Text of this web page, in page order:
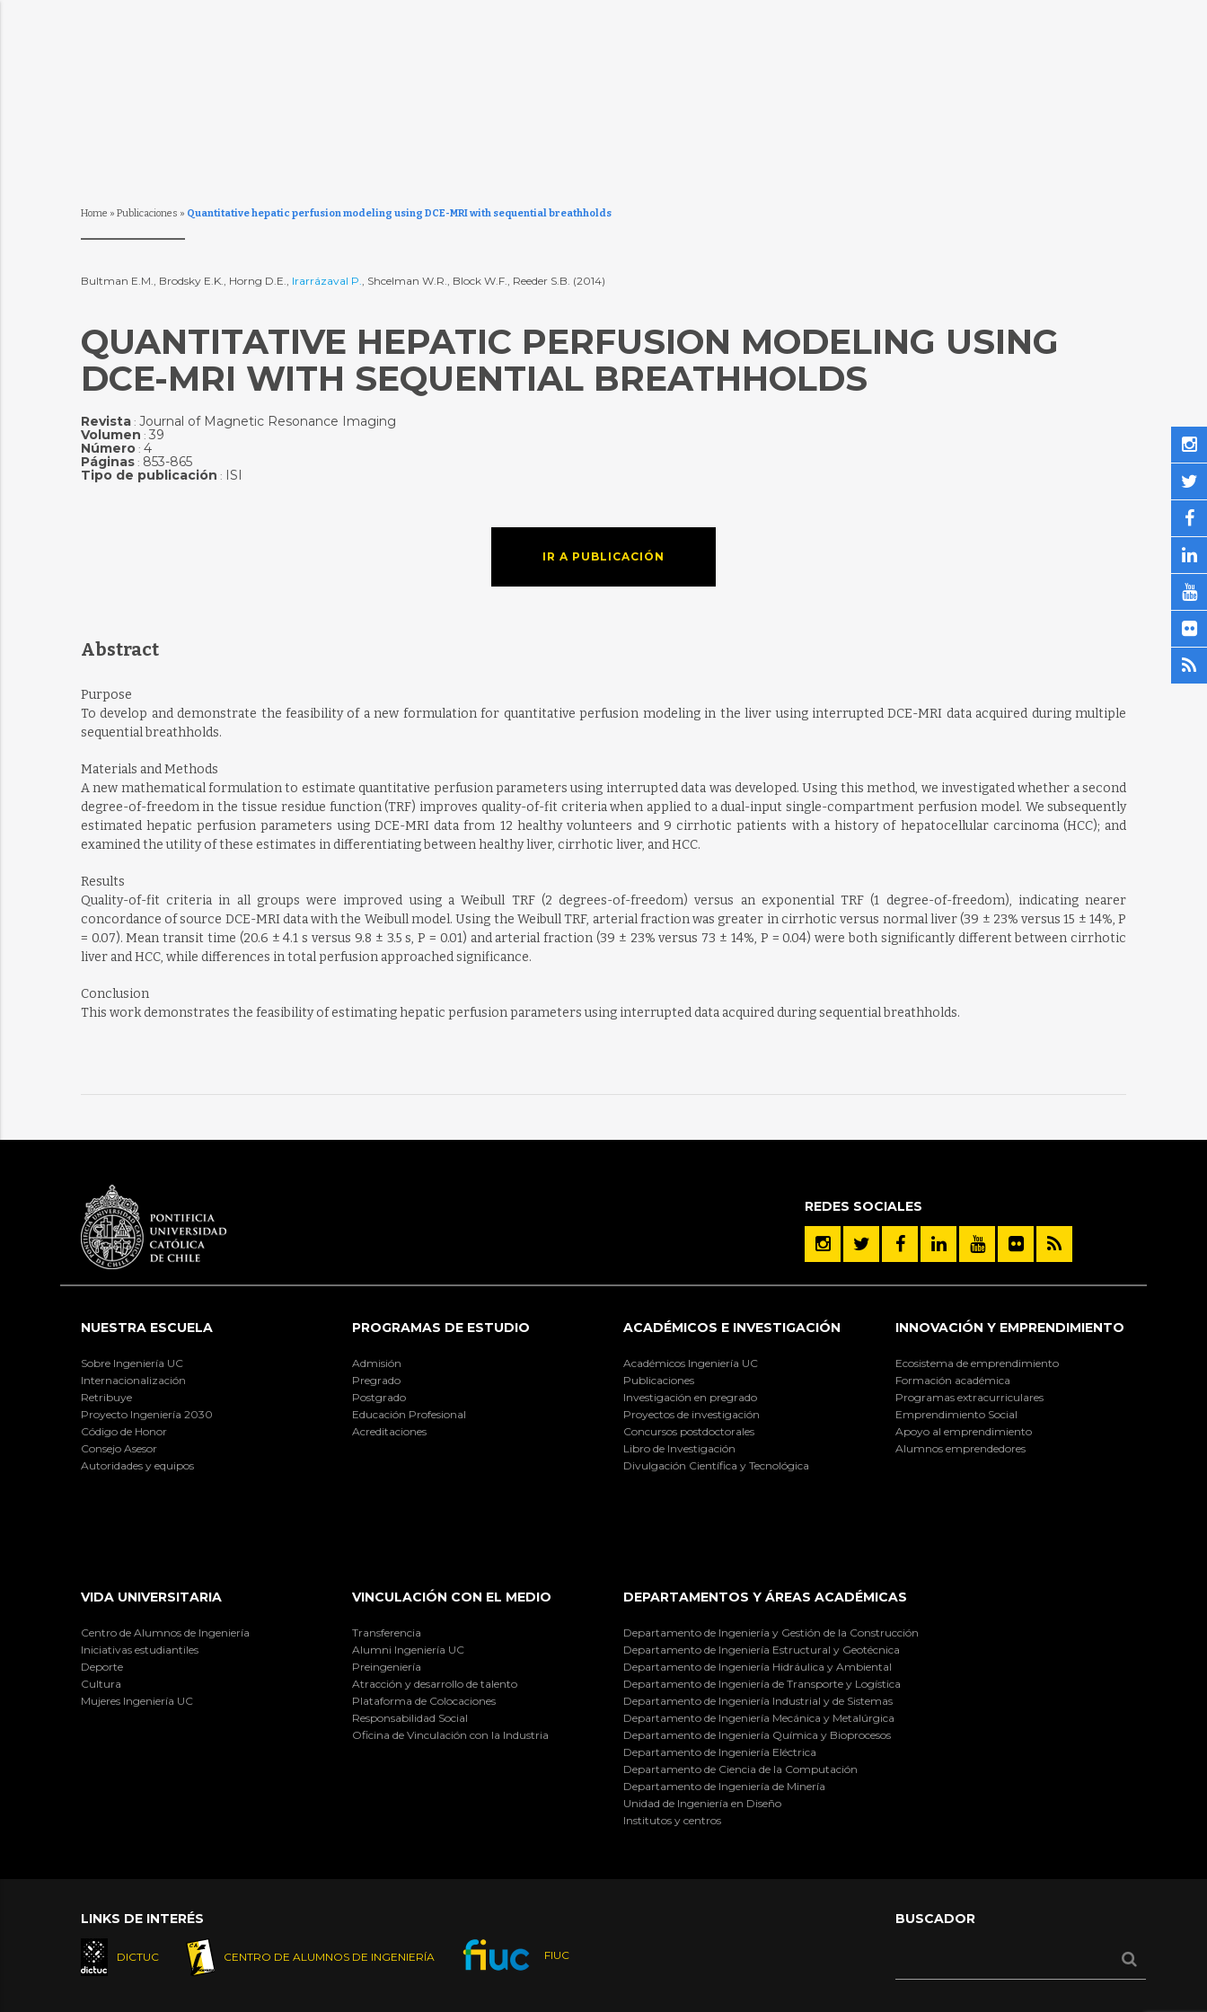
Home » Publicaciones » Quantitative hepatic perfusion modeling using DCE-MRI with sequential breathholds
Bultman E.M., Brodsky E.K., Horng D.E., Irarrázaval P., Shcelman W.R., Block W.F., Reeder S.B. (2014)
QUANTITATIVE HEPATIC PERFUSION MODELING USING
DCE-MRI WITH SEQUENTIAL BREATHHOLDS
Revista: Journal of Magnetic Resonance Imaging
Volumen : 39
Número: 4
Páginas: 853-865
Tipo de publicación : ISI
IR A PUBLICACIÓN
Abstract
Purpose
To develop and demonstrate the feasibility of a new formulation for quantitative perfusion modeling in the liver using interrupted DCE-MRI data acquired during multiple
sequential breathholds.
Materials and Methods
A new mathematical formulation to estimate quantitative perfusion parameters using interrupted data was developed. Using this method, we investigated whether a second
degree-of-freedom in the tissue residue function (TRF) improves quality-of-fit criteria when applied to a dual-input single-compartment perfusion model. We subsequently
estimated hepatic perfusion parameters using DCE-MRI data from 12 healthy volunteers and 9 cirrhotic patients with a history of hepatocellular carcinoma (HCC); and
examined the utility of these estimates in differentiating between healthy liver, cirrhotic liver, and HCC.
Results
Quality-of-fit criteria in all groups were improved using a Weibull TRF (2 degrees-of-freedom) versus an exponential TRF (1 degree-of-freedom), indicating nearer
concordance of source DCE-MRI data with the Weibull model. Using the Weibull TRF, arterial fraction was greater in cirrhotic versus normal liver (39 ± 23% versus 15 ± 14%, P
= 0.07). Mean transit time (20.6 ± 4.1 s versus 9.8 ± 3.5 s, P = 0.01) and arterial fraction (39 ± 23% versus 73 ± 14%, P = 0.04) were both significantly different between cirrhotic
liver and HCC, while differences in total perfusion approached significance.
Conclusion
This work demonstrates the feasibility of estimating hepatic perfusion parameters using interrupted data acquired during sequential breathholds.
REDES SOCIALES
NUESTRA ESCUELA
Sobre Ingeniería UC
Internacionalización
Retribuye
Proyecto Ingeniería 2030
Código de Honor
Consejo Asesor
Autoridades y equipos
PROGRAMAS DE ESTUDIO
Admisión
Pregrado
Postgrado
Educación Profesional
Acreditaciones
ACADÉMICOS E INVESTIGACIÓN
Académicos Ingeniería UC
Publicaciones
Investigación en pregrado
Proyectos de investigación
Concursos postdoctorales
Libro de Investigación
Divulgación Científica y Tecnológica
INNOVACIÓN Y EMPRENDIMIENTO
Ecosistema de emprendimiento
Formación académica
Programas extracurriculares
Emprendimiento Social
Apoyo al emprendimiento
Alumnos emprendedores
VIDA UNIVERSITARIA
Centro de Alumnos de Ingeniería
Iniciativas estudiantiles
Deporte
Cultura
Mujeres Ingeniería UC
VINCULACIÓN CON EL MEDIO
Transferencia
Alumni Ingeniería UC
Preingeniería
Atracción y desarrollo de talento
Plataforma de Colocaciones
Responsabilidad Social
Oficina de Vinculación con la Industria
DEPARTAMENTOS Y ÁREAS ACADÉMICAS
Departamento de Ingeniería y Gestión de la Construcción
Departamento de Ingeniería Estructural y Geotécnica
Departamento de Ingeniería Hidráulica y Ambiental
Departamento de Ingeniería de Transporte y Logística
Departamento de Ingeniería Industrial y de Sistemas
Departamento de Ingeniería Mecánica y Metalúrgica
Departamento de Ingeniería Química y Bioprocesos
Departamento de Ingeniería Eléctrica
Departamento de Ciencia de la Computación
Departamento de Ingeniería de Minería
Unidad de Ingeniería en Diseño
Institutos y centros
LINKS DE INTERÉS
DICTUC CENTRO DE ALUMNOS DE INGENIERÍA FIUC
BUSCADOR